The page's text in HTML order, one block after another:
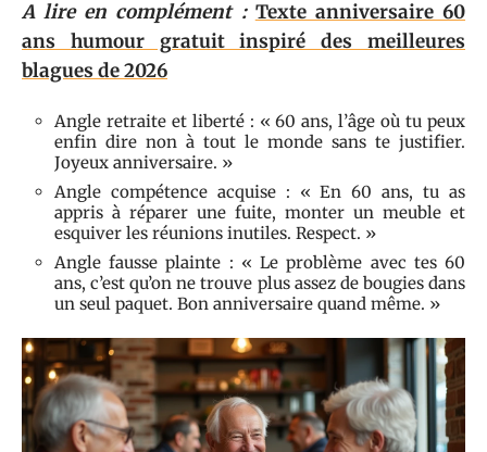
A lire en complément : Texte anniversaire 60
ans humour gratuit inspiré des meilleures
blagues de 2026
Angle retraite et liberté : « 60 ans, l’âge où tu peux
enfin dire non à tout le monde sans te justifier.
Joyeux anniversaire. »
Angle compétence acquise : « En 60 ans, tu as
appris à réparer une fuite, monter un meuble et
esquiver les réunions inutiles. Respect. »
Angle fausse plainte : « Le problème avec tes 60
ans, c’est qu’on ne trouve plus assez de bougies dans
un seul paquet. Bon anniversaire quand même. »